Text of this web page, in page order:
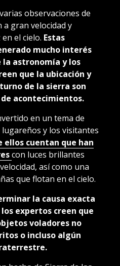
observaciones de
a gran velocidad y
el cielo. Estas
mucho interés
astronomía y los
que la ubicación y
de la sierra son
acontecimientos.
en un tema de
y los visitantes
ellos cuentan que han
con luces brillantes
así como una
que flotan en el cielo.
la causa exacta
expertos creen que
voladores no
o incluso algún